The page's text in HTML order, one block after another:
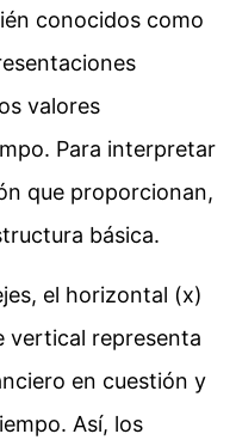
conocidos como
valores
Para interpretar
que proporcionan,
básica.
el horizontal (x)
vertical representa
en cuestión y
Así, los